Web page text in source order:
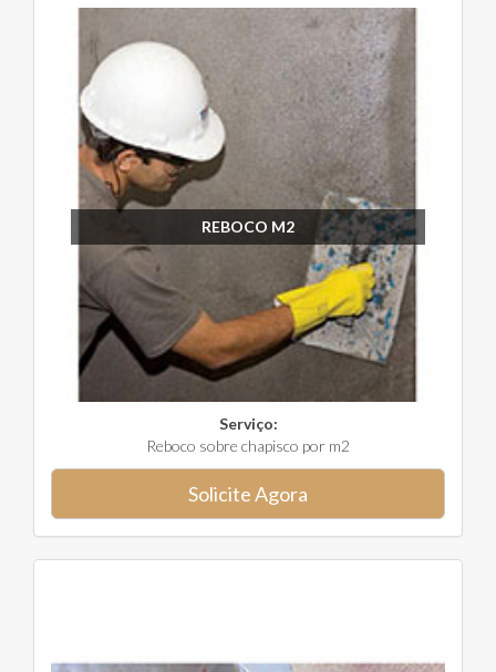
REBOCO M2
Serviço:
Reboco sobre chapisco por m2
Solicite Agora